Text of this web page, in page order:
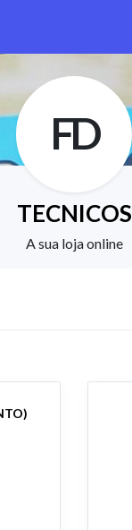
FD
TECNICOS
A sua loja online